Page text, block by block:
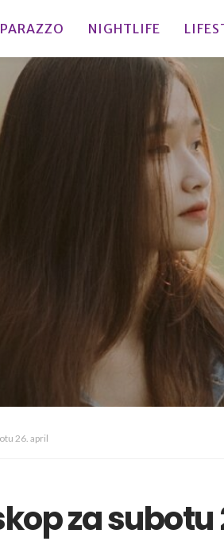
NIGHTLIFE
26. april
za subotu